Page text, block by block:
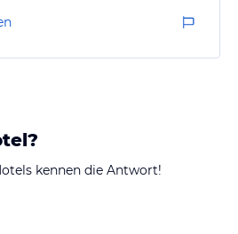
kennen die Antwort!